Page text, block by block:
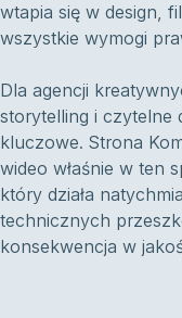
wtapia się w design,
wszystkie wymogi
Dla agencji
storytelling i czytelne
kluczowe. Strona
wideo właśnie w ten
który działa
technicznych
konsekwencja w